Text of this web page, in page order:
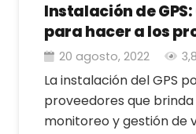
Instalación de
para hacer a los
20 agosto, 2022
La instalación del GPS
proveedores que
monitoreo y gestión de